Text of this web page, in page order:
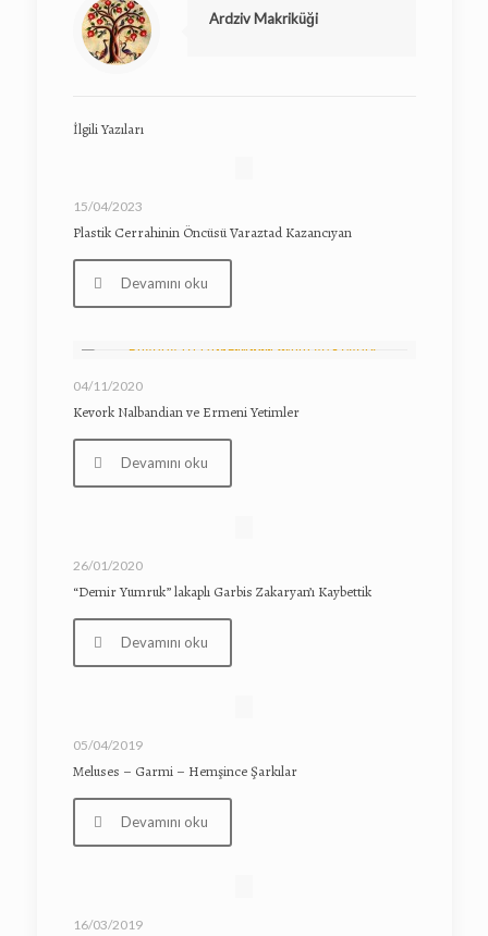
Ardziv Makriküği
İlgili Yazıları
15/04/2023
Plastik Cerrahinin Öncüsü Varaztad Kazancıyan
Devamını oku
04/11/2020
Kevork Nalbandian ve Ermeni Yetimler
Devamını oku
26/01/2020
“Demir Yumruk” lakaplı Garbis Zakaryan’ı Kaybettik
Devamını oku
05/04/2019
Meluses – Garmi – Hemşince Şarkılar
Devamını oku
16/03/2019